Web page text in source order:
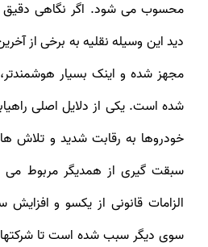
محسوب می شود. اگر نگاهی دقیق
دید این وسیله نقلیه به برخی از
مجهز شده و اینک بسیار
شده است. یکی از دلایل اصلی
خودروها به رقابت شدید و تلاش
سبقت گیری از همدیگر مربوط
الزامات قانونی از یکسو و افزایش
سوی دیگر سبب شده است تا